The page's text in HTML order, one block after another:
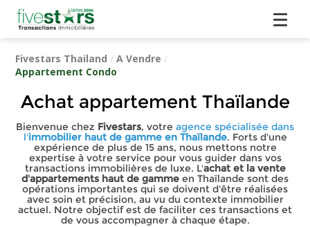
Fivestars Thailand /A Vendre /
Appartement Condo
Achat appartement Thaïlande
Bienvenue chez Fivestars, votre agence spécialisée dans
l'immobilier haut de gamme en Thaïlande. Forts d'une
expérience de plus de 15 ans, nous mettons notre
expertise à votre service pour vous guider dans vos
transactions immobilières de luxe. L'achat et la vente
d'appartements haut de gamme en Thaïlande sont des
opérations importantes qui se doivent d'être réalisées
avec soin et précision, au vu du contexte immobilier
actuel. Notre objectif est de faciliter ces transactions et
de vous accompagner à chaque étape.